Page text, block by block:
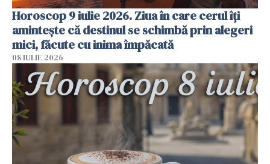
Horoscop 9 iulie 2026. Ziua în care cerul îți
amintește că destinul se schimbă prin alegeri
mici, făcute cu inima împăcată
08 IULIE 2026